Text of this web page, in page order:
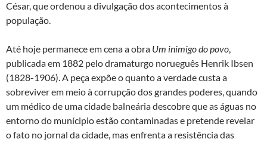
César, que ordenou a divulgação dos acontecimentos à
população.
Até hoje permanece em cena a obra Um inimigo do povo,
publicada em 1882 pelo dramaturgo norueguês Henrik Ibsen
(1828-1906). A peça expõe o quanto a verdade custa a
sobreviver em meio à corrupção dos grandes poderes, quando
um médico de uma cidade balneária descobre que as águas no
entorno do munícipio estão contaminadas e pretende revelar
o fato no jornal da cidade, mas enfrenta a resistência das